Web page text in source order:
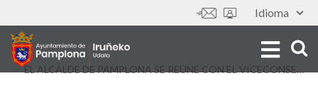
to
main
content
Idioma
Tools